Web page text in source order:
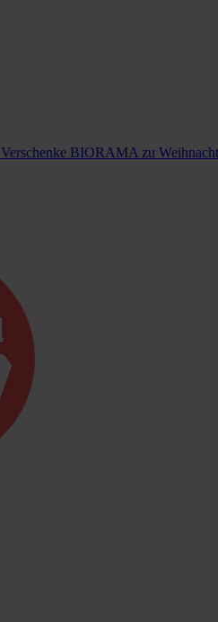
Verschenke BIORAMA zu